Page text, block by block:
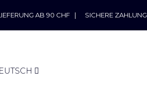
AB 90 CHF | SICHERE ZAHLUNG